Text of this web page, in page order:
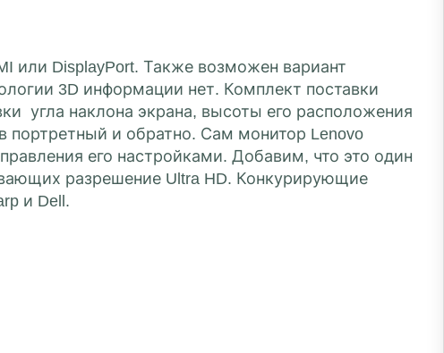
или DisplayPort. Также возможен вариант
3D информации нет. Комплект поставки
угла наклона экрана, высоты его расположения
портретный и обратно. Сам монитор Lenovo
его настройками. Добавим, что это один
разрешение Ultra HD. Конкурирующие
и Dell.